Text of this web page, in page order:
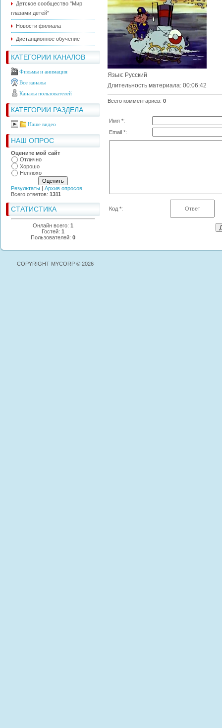
Детское сообщество "Мир
глазами детей"
Новости филиала
Дистанционное обучение
КАТЕГОРИИ КАНАЛОВ
Фильмы и анимация
Все каналы
Каналы пользователей
КАТЕГОРИИ РАЗДЕЛА
Наше видео
НАШ ОПРОС
Оцените мой сайт
Отлично
Хорошо
Неплохо
Результаты | Архив опросов
Всего ответов: 1311
СТАТИСТИКА
Онлайн всего: 1
Гостей: 1
Пользователей: 0
Язык: Русский
Длительность материала: 00:06:42
Всего комментариев: 0
Имя *:
Email *:
Код *:
COPYRIGHT MYCORP © 2026